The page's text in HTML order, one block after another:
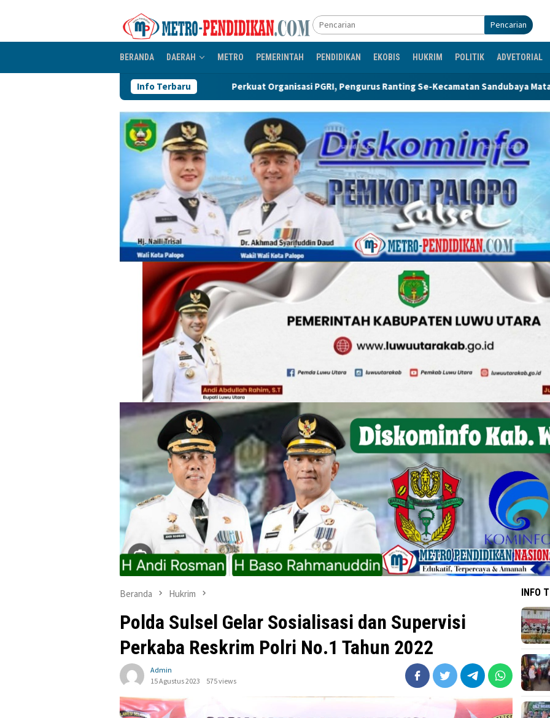
Pencarian
BERANDA DAERAH METRO PEMERINTAH PENDIDIKAN EKOBIS HUKRIM POLITIK ADVETORIAL
Info Terbaru
Perkuat Organisasi PGRI, Pengurus Ranting Se-Kecamatan Sandubaya Mataram Resmi Dilantik
Beranda Hukrim
Polda Sulsel Gelar Sosialisasi dan Supervisi
Perkaba Reskrim Polri No.1 Tahun 2022
Admin
15 Agustus 2023
575 views
INFO